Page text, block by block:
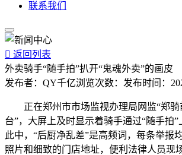
联系我们
 返回列表
外卖骑手“随手拍”扒开“鬼魂外卖”的画皮
发布者： QY千亿浏览次数： 发布时间：
正在郑州市市场监视办理局网监“郑骑
台”，大屏上及时显示着骑手通过“随手拍”
此中，“后厨净乱差”是高频词，每条举报
照片和细致的门店地址，便利法律人员现